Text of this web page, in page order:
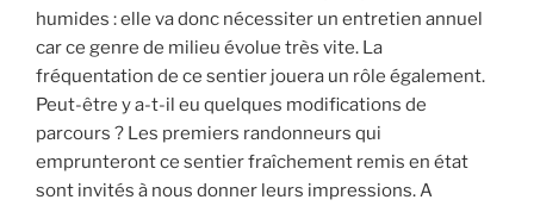
humides : elle va donc nécessiter un entretien annuel
car ce genre de milieu évolue très vite. La
fréquentation de ce sentier jouera un rôle également.
Peut-être y a-t-il eu quelques modifications de
parcours ? Les premiers randonneurs qui
emprunteront ce sentier fraîchement remis en état
sont invités à nous donner leurs impressions. A